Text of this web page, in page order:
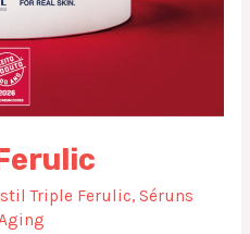
Triple Ferulic, Séruns